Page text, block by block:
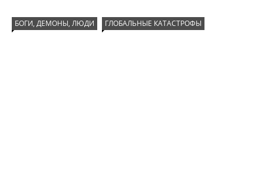
БОГИ, ДЕМОНЫ, ЛЮДИ ГЛОБАЛЬНЫЕ КАТАСТРОФЫ